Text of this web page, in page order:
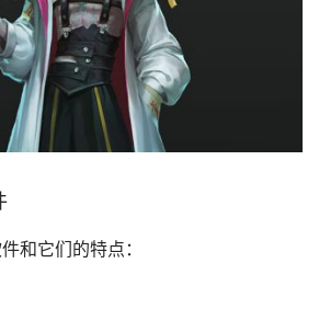
和它们的特点：